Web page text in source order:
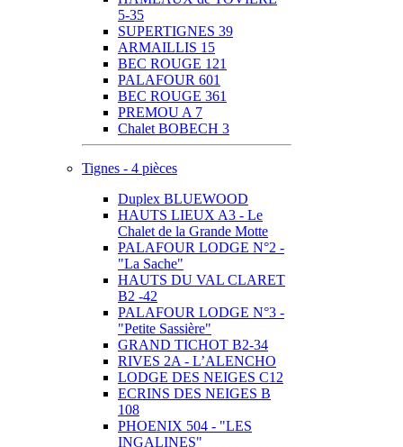
5-35
SUPERTIGNES 39
ARMAILLIS 15
BEC ROUGE 121
PALAFOUR 601
BEC ROUGE 361
PREMOU A 7
Chalet BOBECH 3
Tignes - 4 pièces
Duplex BLUEWOOD
HAUTS LIEUX A3 - Le
Chalet de la Grande Motte
PALAFOUR LODGE N°2 -
"La Sache"
HAUTS DU VAL CLARET
B2 -42
PALAFOUR LODGE N°3 -
"Petite Sassière"
GRAND TICHOT B2-34
RIVES 2A - L’ALENCHO
LODGE DES NEIGES C12
ECRINS DES NEIGES B
108
PHOENIX 504 - "LES
INGALINES"